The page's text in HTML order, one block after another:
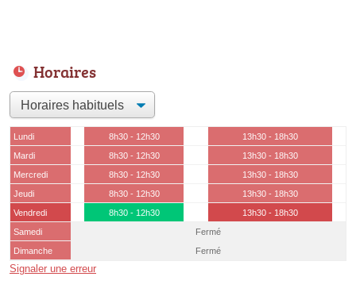
Horaires
Lundi 8h30 - 12h30
13h30 - 18h30
Mardi
8h30 - 12h30
13h30 - 18h30
Mercredi
8h30 - 12h30
13h30 - 18h30
Jeudi
8h30 - 12h30
13h30 - 18h30
Vendredi
8h30 - 12h30
13h30 - 18h30
Samedi
Fermé
Dimanche
Fermé
Signaler une erreur